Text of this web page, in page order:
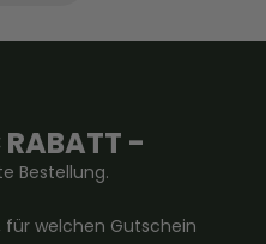
-
Bestellung.
für welchen Gutschein